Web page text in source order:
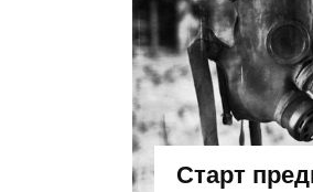
Старт